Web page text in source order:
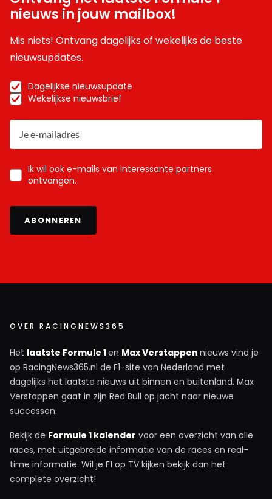
nieuws in jouw mailbox!
Mis niets! Ontvang dagelijks of wekelijks de beste
nieuwsupdates.
Dagelijkse nieuwsupdate
Wekelijkse nieuwsbrief
Ik wil ook e-mails van interessante partners
ontvangen.
ABONNEREN
OVER RACINGNEWS365
Het laatste Formule 1en Max Verstappen nieuws vind je
op RacingNews365.nl de F1-site van Nederland met
dagelijks het laatste nieuws uit binnen en buitenland. Max
Verstappen gaat in zijn Red Bull op jacht naar nieuwe
successen.
Bekijk de Formule 1 kalender voor een overzicht van alle
races, met uitgebreide informatie van de races en real-
time informatie. Wil je F1 op TV kijken bekijk dan het
complete overzicht!